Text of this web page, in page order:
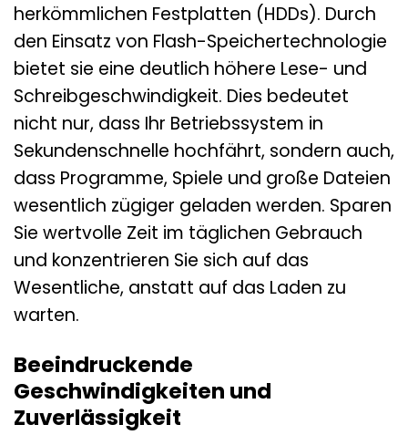
herkömmlichen Festplatten (HDDs). Durch
den Einsatz von Flash-Speichertechnologie
bietet sie eine deutlich höhere Lese- und
Schreibgeschwindigkeit. Dies bedeutet
nicht nur, dass Ihr Betriebssystem in
Sekundenschnelle hochfährt, sondern auch,
dass Programme, Spiele und große Dateien
wesentlich zügiger geladen werden. Sparen
Sie wertvolle Zeit im täglichen Gebrauch
und konzentrieren Sie sich auf das
Wesentliche, anstatt auf das Laden zu
warten.
Beeindruckende
Geschwindigkeiten und
Zuverlässigkeit